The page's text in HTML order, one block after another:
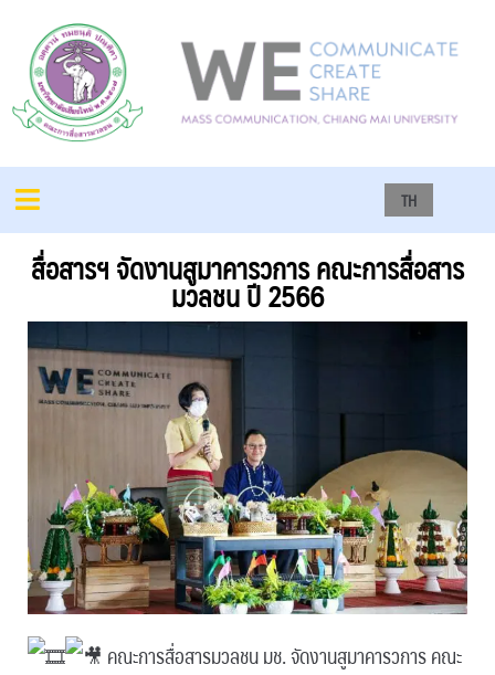
TH
สื่อสารฯ จัดงานสูมาคารวการ คณะการสื่อสาร
มวลชน ปี 2566
คณะการสื่อสารมวลชน มช. จัดงานสูมาคารวการ คณะ